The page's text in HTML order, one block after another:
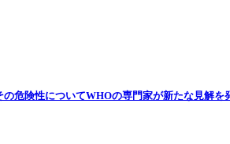
危険性についてWHOの専門家が新たな見解を